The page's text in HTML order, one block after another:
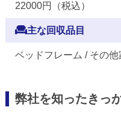
22000円（税込）
主な回収品目
ベッドフレーム / その他
弊社を知ったきっ